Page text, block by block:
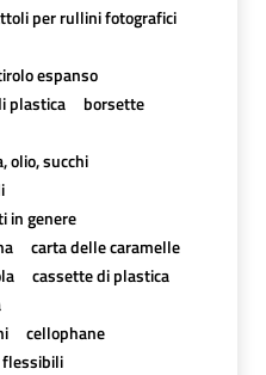
per rullini fotografici
espanso
plastica
borsette
olio, succhi
in genere
carta delle caramelle
cassette di plastica
cellophane
flessibili